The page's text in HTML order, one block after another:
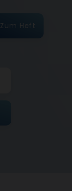
Zum Heft